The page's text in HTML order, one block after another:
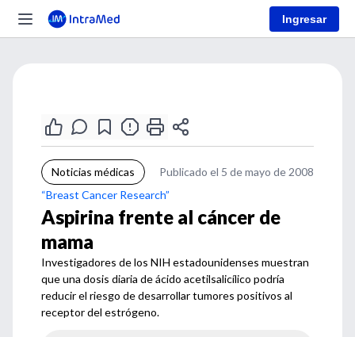
Ingresar
Noticias médicas
Publicado el 5 de mayo de 2008
“Breast Cancer Research”
Aspirina frente al cáncer de
mama
Investigadores de los NIH estadounidenses muestran
que una dosis diaria de ácido acetilsalicílico podría
reducir el riesgo de desarrollar tumores positivos al
receptor del estrógeno.